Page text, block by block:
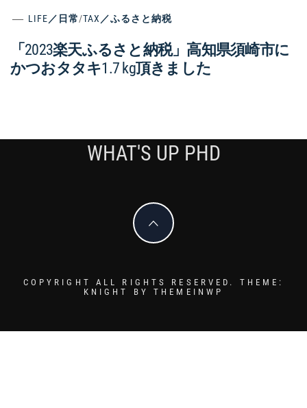
LIFE／日常/TAX／ふるさと納税
「2023楽天ふるさと納税」高知県須崎市に
かつおタタキ1.7 kg頂きました
WHAT'S UP PHD
COPYRIGHT ALL RIGHTS RESERVED. THEME:
KNIGHT BYTHEMEINWP